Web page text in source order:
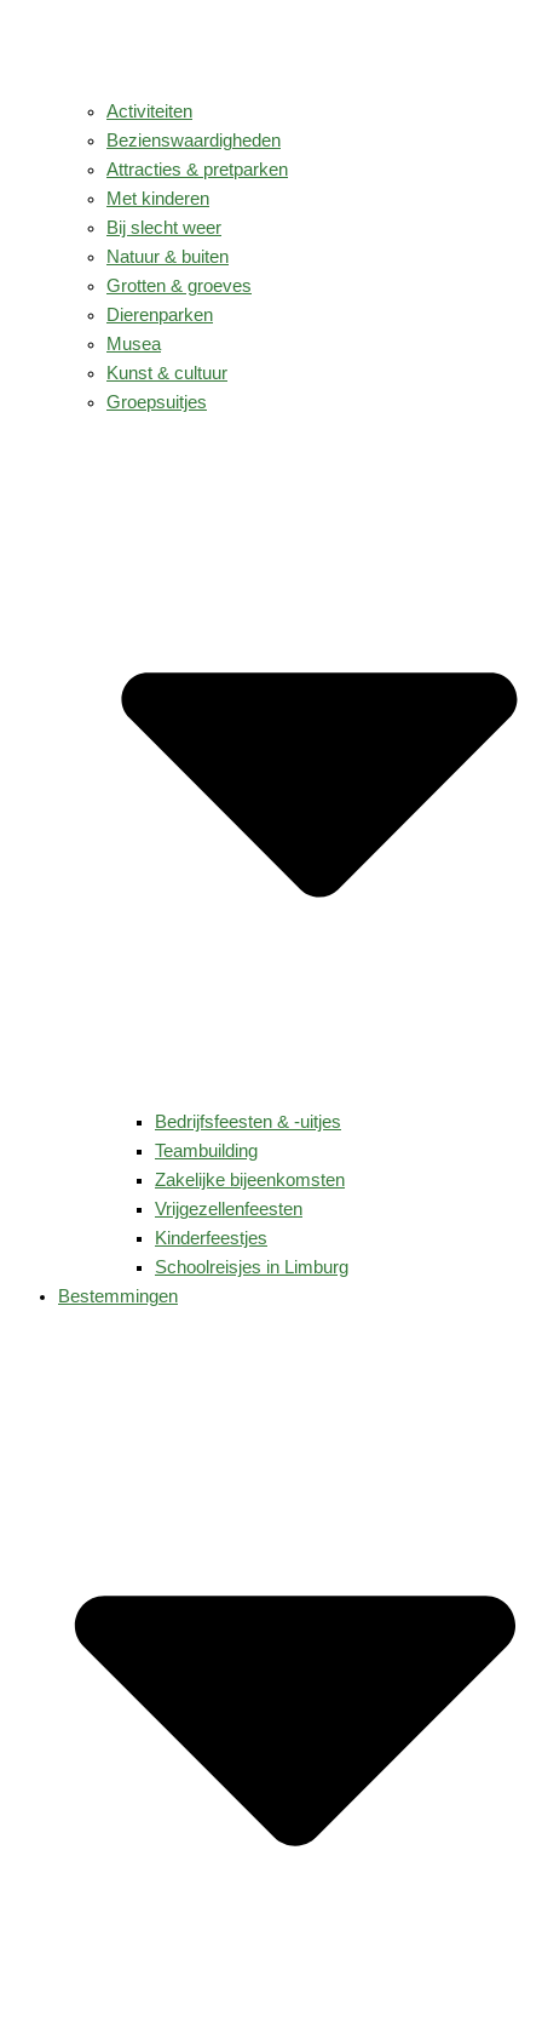
Activiteiten
Bezienswaardigheden
Attracties & pretparken
Met kinderen
Bij slecht weer
Natuur & buiten
Grotten & groeves
Dierenparken
Musea
Kunst & cultuur
Groepsuitjes
Bedrijfsfeesten & -uitjes
Teambuilding
Zakelijke bijeenkomsten
Vrijgezellenfeesten
Kinderfeestjes
Schoolreisjes in Limburg
Bestemmingen